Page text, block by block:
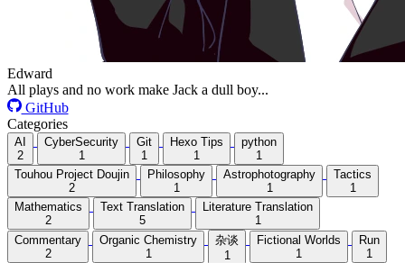
Edward
All plays and no work make Jack a dull boy...
GitHub
Categories
AI
2
CyberSecurity
1
Git
1
Hexo Tips
1
python
1
Touhou Project Doujin
2
Philosophy
1
Astrophotography
1
Tactics
1
Mathematics
2
Text Translation
5
Literature Translation
1
Commentary
2
Organic Chemistry
1
杂谈
1
Fictional Worlds
1
Run
1